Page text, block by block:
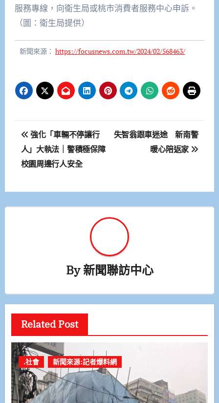
服務專線，向衛生局或桃市消費者服務中心申訴。
（圖：衛生局提供）
新聞來源： https://focusnews.com.tw/2024/02/568463/
文
章
導
覽
強化「車輛不停讓行
人」大執法｜警積極保障
校園周邊行人安全
失智翁跟車迷途 新南警
暖心陪返家
By新聞聯訪中心
Related Post
.社會 新聞來源:記者爆料網